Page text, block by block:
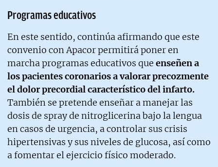
Programas educativos
En este sentido, continúa afirmando que este
convenio con Apacor permitirá poner en
marcha programas educativos que enseñen a
los pacientes coronarios a valorar precozmente
el dolor precordial característico del infarto.
También se pretende enseñar a manejar las
dosis de spray de nitroglicerina bajo la lengua
en casos de urgencia, a controlar sus crisis
hipertensivas y sus niveles de glucosa, así como
a fomentar el ejercicio físico moderado.